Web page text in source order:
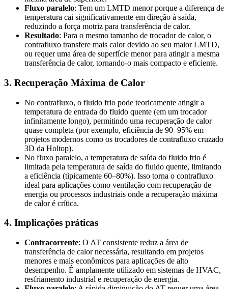
Fluxo paralelo: Tem um LMTD menor porque a diferença de
temperatura cai significativamente em direção à saída,
reduzindo a força motriz para transferência de calor.
Resultado: Para o mesmo tamanho de trocador de calor, o
contrafluxo transfere mais calor devido ao seu maior LMTD,
ou requer uma área de superfície menor para atingir a mesma
transferência de calor, tornando-o mais compacto e eficiente.
3. Recuperação Máxima de Calor
No contrafluxo, o fluido frio pode teoricamente atingir a
temperatura de entrada do fluido quente (em um trocador
infinitamente longo), permitindo uma recuperação de calor
quase completa (por exemplo, eficiência de 90–95% em
projetos modernos como os trocadores de contrafluxo cruzado
3D da Holtop).
No fluxo paralelo, a temperatura de saída do fluido frio é
limitada pela temperatura de saída do fluido quente, limitando
a eficiência (tipicamente 60–80%). Isso torna o contrafluxo
ideal para aplicações como ventilação com recuperação de
energia ou processos industriais onde a recuperação máxima
de calor é crítica.
4. Implicações práticas
Contracorrente: O ΔT consistente reduz a área de
transferência de calor necessária, resultando em projetos
menores e mais econômicos para aplicações de alto
desempenho. É amplamente utilizado em sistemas de HVAC,
resfriamento industrial e recuperação de energia.